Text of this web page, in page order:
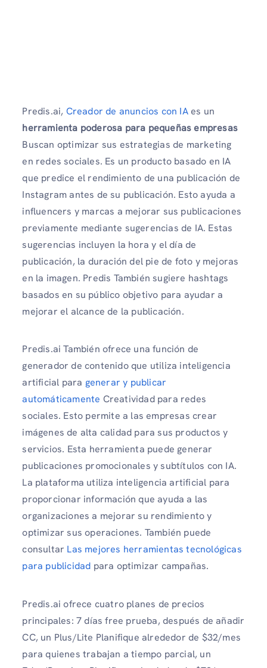
Predis.ai, Creador de anuncios con IAes un
herramienta poderosa para pequeñas empresas
Buscan optimizar sus estrategias de marketing
en redes sociales. Es un producto basado en IA
que predice el rendimiento de una publicación de
Instagram antes de su publicación. Esto ayuda a
influencers y marcas a mejorar sus publicaciones
previamente mediante sugerencias de IA. Estas
sugerencias incluyen la hora y el día de
publicación, la duración del pie de foto y mejoras
en la imagen. Predis También sugiere hashtags
basados ​​en su público objetivo para ayudar a
mejorar el alcance de la publicación.
Predis.ai También ofrece una función de
generador de contenido que utiliza inteligencia
artificial para generar y publicar
automáticamente Creatividad para redes
sociales. Esto permite a las empresas crear
imágenes de alta calidad para sus productos y
servicios. Esta herramienta puede generar
publicaciones promocionales y subtítulos con IA.
La plataforma utiliza inteligencia artificial para
proporcionar información que ayuda a las
organizaciones a mejorar su rendimiento y
optimizar sus operaciones. También puede
consultar Las mejores herramientas tecnológicas
para publicidad para optimizar campañas.
Predis.ai ofrece cuatro planes de precios
principales: 7 días free prueba, después de añadir
CC, un Plus/Lite Planifique alrededor de $32/mes
para quienes trabajan a tiempo parcial, un